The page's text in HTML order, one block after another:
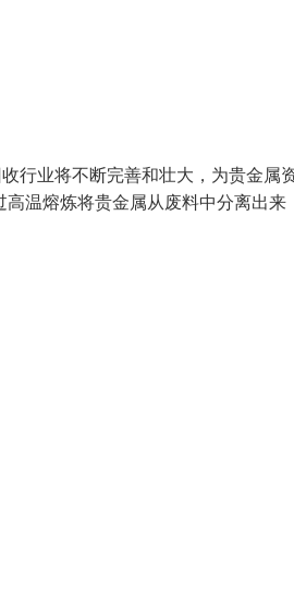
行业将不断完善和壮大，为贵金属
温熔炼将贵金属从废料中分离出来